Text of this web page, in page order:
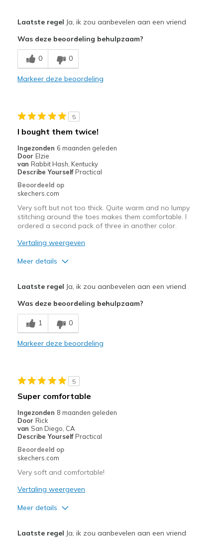
Comfortable
Beste toepassingen
Casual Wear
Sizing
Laatste regel Ja, ik zou aanbevelen aan een vriend
Was deze beoordeling behulpzaam?
0 0
Markeer deze beoordeling
5
I bought them twice!
Ingezonden 6 maanden geleden
Door Elzie
van Rabbit Hash, Kentucky
Describe Yourself Practical
Beoordeeld op
skechers.com
Very soft but not too thick. Quite warm and no lumpy
stitching around the toes makes them comfortable. I
ordered a second pack of three in another color.
Vertaling weergeven
Meer details
Breathe Well
Comfortable
Travel
Width
Feels true to width
Sizing
View On Shoes
I'm Into Shoes
Laatste regel Ja, ik zou aanbevelen aan een vriend
Was deze beoordeling behulpzaam?
1 0
Markeer deze beoordeling
5
Super comfortable
Ingezonden 8 maanden geleden
Door Rick
van San Diego, CA
Describe Yourself Practical
Beoordeeld op
skechers.com
Very soft and comfortable!
Vertaling weergeven
Meer details
Laatste regel Ja, ik zou aanbevelen aan een vriend